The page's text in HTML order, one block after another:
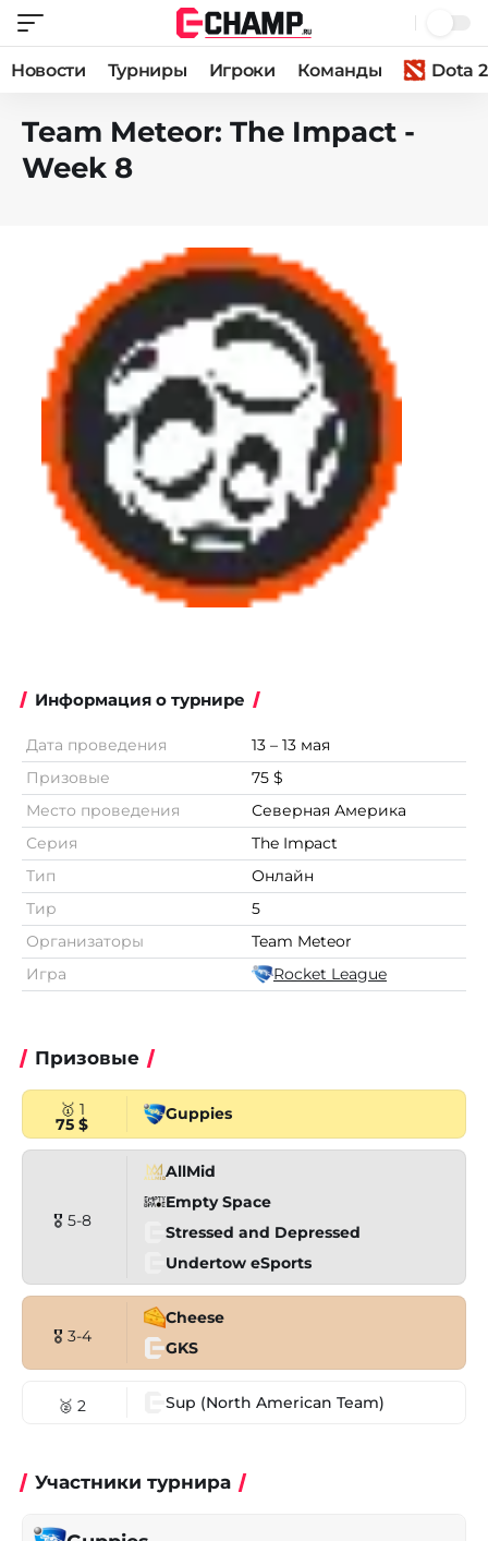
Новости Турниры Игроки Команды Dota 2
Team Meteor: The Impact -
Week 8
Информация о турнире
Дата проведения
13 – 13 мая
Призовые
75 $
Место проведения
Северная Америка
Серия
The Impact
Тип
Онлайн
Тир
5
Организаторы
Team Meteor
Игра
Rocket League
Призовые
🥇 1
75 $
Guppies
🎖 5-8
AllMid
Empty Space
Stressed and Depressed
Undertow eSports
🎖 3-4
Cheese
GKS
🥈 2 Sup (North American Team)
Участники турнира